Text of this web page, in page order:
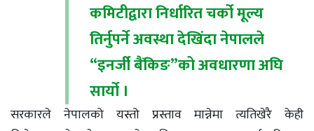
कमिटीद्वारा निर्धारित चर्को मूल्य
तिर्नुपर्ने अवस्था देखिंदा नेपालले
“इनर्जी बैंकिङ”को अवधारणा अघि
सार्यो ।
सरकारले नेपालको यस्तो प्रस्ताव मान्नेमा त्यतिखेरै केही